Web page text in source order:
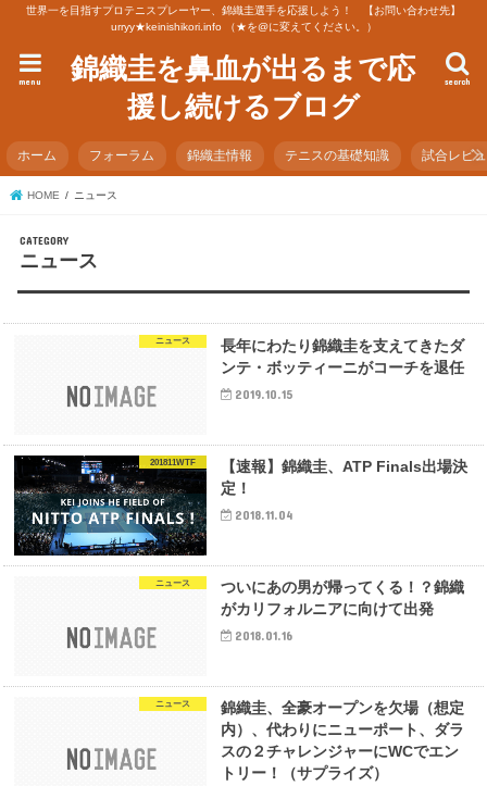
世界一を目指すプロテニスプレーヤー、錦織圭選手を応援しよう！ 【お問い合わせ先】
urryy★keinishikori.info （★を@に変えてください。）
錦織圭を鼻血が出るまで応
援し続けるブログ
search
menu
ホーム フォーラム 錦織圭情報 テニスの基礎知識 試合レビ
HOME ニュース
ニュース
ニュース
長年にわたり錦織圭を支えてきたダ
ンテ・ボッティーニがコーチを退任
2019.10.15
201811WTF
【速報】錦織圭、ATP Finals出場決
定！
2018.11.04
ニュース
ついにあの男が帰ってくる！？錦織
がカリフォルニアに向けて出発
2018.01.16
ニュース
錦織圭、全豪オープンを欠場（想定
内）、代わりにニューポート、ダラ
スの２チャレンジャーにWCでエン
トリー！（サプライズ）